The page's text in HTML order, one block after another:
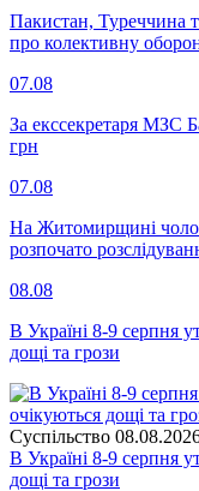
Пакистан, Туреччина
про колективну
07.08
За екссекретаря МЗС
грн
07.08
На Житомирщині
розпочато
08.08
В Україні 8-9 серпня
дощі та грози
Суспiльство
В Україні 8-9 серпня
дощі та грози